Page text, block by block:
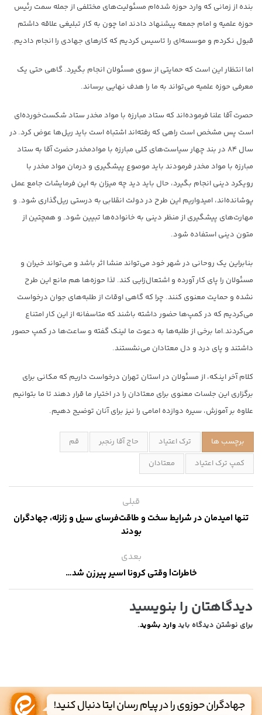
بنده از زمانی که وارد حوزه شده‌‌ام مسئولیت‌های مختلفی از جمله سمت رئیس
حوزه علمیه و امام جمعه پیشنهاد دادند اما چون به کار تبلیغی علاقه داشتم
قبول نکردم و موسسه‌ای را تاسیس کردیم که کارهای جهادی را انجام دادیم.
اما انتظار این است که حمایتی از سوی مسئولان انجام بگیرد. گاهی حتی یک
معرفی حوزه علمیه می‌تواند به ما را هدف نهایی برساند.
حصرت آقا علنا فرموده‌اند که ستاد مبارزه با مواد مخدر ستاد شکست‌خورده‌ای
است پس مشخص است راهی که رفته‌اند اشتباه است باید ریل‌ها عوض کرد. در
سال ۸۴ در بند چهار سیاست‌های کلی مبارزه با مواد‌مخدر حضرت آقا به ستاد
مبارزه با مواد مخدر فرمودند باید موصوع پیشگیری و درمان مواد مخدر با
رویکرد دینی انجام بگیرد، حال باید دید چه میزان به این فرمایشات جامع عمل
پوشانده‌اند، امیدواریم این طرح در دولت انقلابی به درستی ریل‌گذاری شود. و
مهارت‌های پیشگیری از منظر دینی به خانواده‌ها تبیین شود. و همچتین از
متون دینی استفاده شود.
بنابراین یک روحانی در شهر خود می‌تواند منشا اثر باشد و می‌تواند خیران و
مسئولان را پای کار آورده و اشتعال‌زایی کند. لذا حوزه‌ها هم مانع این طرح
نشده و حمایت معنوی کنند. چرا که گاهی اوقات از طلبه‌های جوان درخواست
می‌کردیم که در کمپ‌ها حضور داشته باشند که متاسفانه از این کار امتناع
می‌کردند.اما برخی از طلبه‌ها به دعوت ما لینک گفته و ساعت‌ها در کمپ‌ حصور
داشتند و پای درد و دل معتادان می‌نشستند.
کلام آخر اینکه، از مسئولان در استان تهران درخواست داریم که مکانی برای
برگزاری این جلسات معنوی برای معتادان را در اختیار ما قرار دهند تا ما بتوانیم
علاوه بر آموزش، سیره دوازده امامی را نیز برای آنان توضیح دهیم.
برچسب ها ترک اعتیاد حاج آقا رنجبر
قم
کمپ ترک اعتیاد
معتادان
قبلی
تنها امیدمان در شرایط سخت و طاقت‌فرسای سیل و زلزله، جهادگران
بودند
بعدی
خاطرات| وقتی کرونا اسیر پیرزن شد…
دیدگاهتان را بنویسید
برای نوشتن دیدگاه باید وارد بشوید.